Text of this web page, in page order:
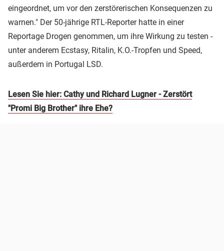
eingeordnet, um vor den zerstörerischen Konsequenzen zu
warnen." Der 50-jährige RTL-Reporter hatte in einer
Reportage Drogen genommen, um ihre Wirkung zu testen -
unter anderem Ecstasy, Ritalin, K.O.-Tropfen und Speed,
außerdem in Portugal LSD.
Lesen Sie hier: Cathy und Richard Lugner - Zerstört
"Promi Big Brother" ihre Ehe?